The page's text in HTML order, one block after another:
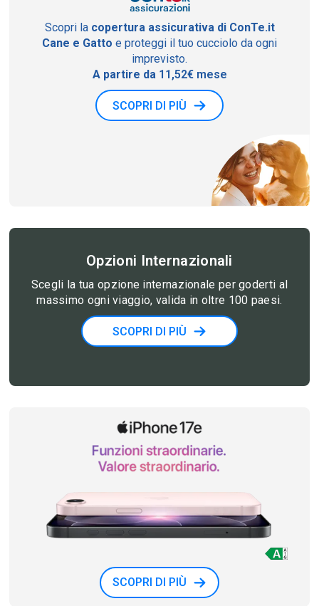
Scopri la copertura assicurativa di ConTe.it
Cane e Gatto e proteggi il tuo cucciolo da ogni
imprevisto.
A partire da 11,52€ mese
SCOPRI DI PIÙ
Opzioni Internazionali
Scegli la tua opzione internazionale per goderti al
massimo ogni viaggio, valida in oltre 100 paesi.
SCOPRI DI PIÙ
SCOPRI DI PIÙ